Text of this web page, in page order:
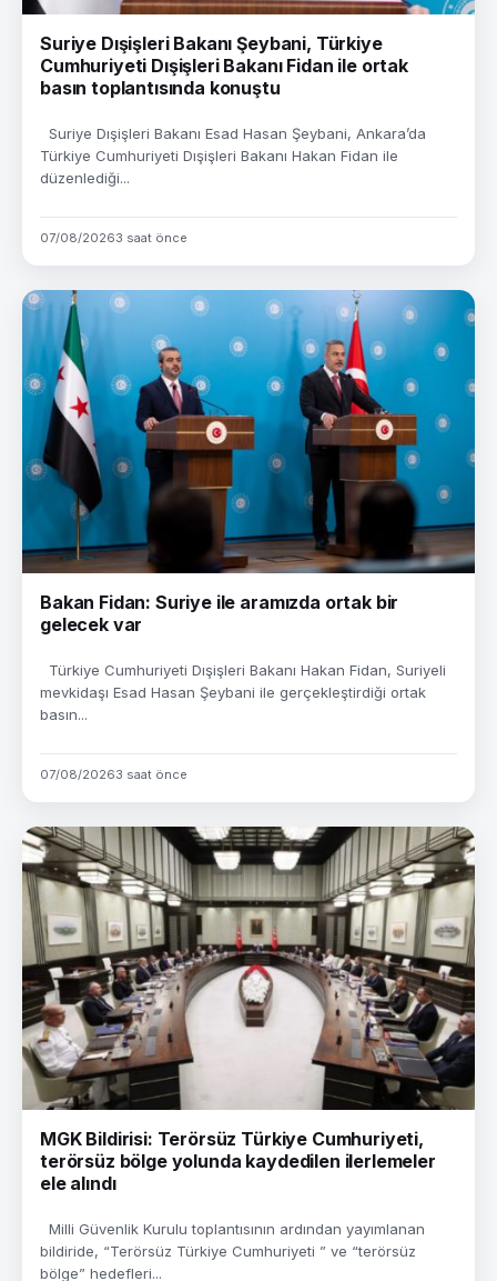
Suriye Dışişleri Bakanı Şeybani, Türkiye
Cumhuriyeti Dışişleri Bakanı Fidan ile ortak
basın toplantısında konuştu
Suriye Dışişleri Bakanı Esad Hasan Şeybani, Ankara’da
Türkiye Cumhuriyeti Dışişleri Bakanı Hakan Fidan ile
düzenlediği...
07/08/20263 saat önce
Bakan Fidan: Suriye ile aramızda ortak bir
gelecek var
Türkiye Cumhuriyeti Dışişleri Bakanı Hakan Fidan, Suriyeli
mevkidaşı Esad Hasan Şeybani ile gerçekleştirdiği ortak
basın...
07/08/20263 saat önce
MGK Bildirisi: Terörsüz Türkiye Cumhuriyeti,
terörsüz bölge yolunda kaydedilen ilerlemeler
ele alındı
Milli Güvenlik Kurulu toplantısının ardından yayımlanan
bildiride, “Terörsüz Türkiye Cumhuriyeti ” ve “terörsüz
bölge” hedefleri...